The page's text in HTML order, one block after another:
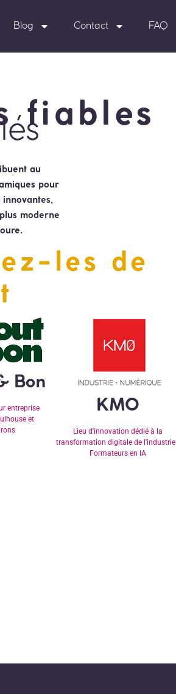
Blog Contact FAQ
fiables
au
pour
moderne
les de
Bon
entreprise
et
KMO
Lieu d'innovation dédié à la
transformation digitale de l'industrie |
Formateurs en IA